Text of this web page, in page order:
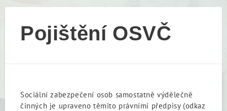
Pojištění OSVČ
Sociální zabezpečení osob samostatně výdělečně
činných je upraveno těmito právními předpisy (odkaz